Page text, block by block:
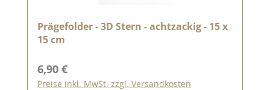
Prägefolder - 3D Stern - achtzackig - 15 x
15 cm
Regulärer Preis:
6,90 €
Preise inkl. MwSt. zzgl. Versandkosten